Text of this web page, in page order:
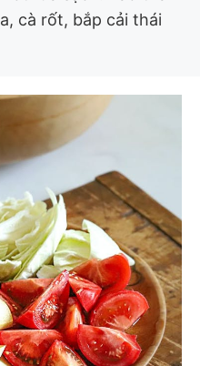
cà rốt, bắp cải thái